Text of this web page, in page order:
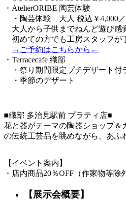
・AtelierORIBE 陶芸体験
・陶芸体験 大人 税込￥4,000／
大人から子供までねんど遊び感
初めての方でも工房スタッフが
→ご予約はこちらから←
・Terracecafe 織部
・祭り期間限定プチデザート付
・季節のデザート
■織部 多治見駅前 プラティ店■
花と器がテーマの陶器ショップ＆
の伝統工芸品を眺めながら、あふ
【イベント案内】
・店内商品20％OFF（作家物等除
【展示会概要】